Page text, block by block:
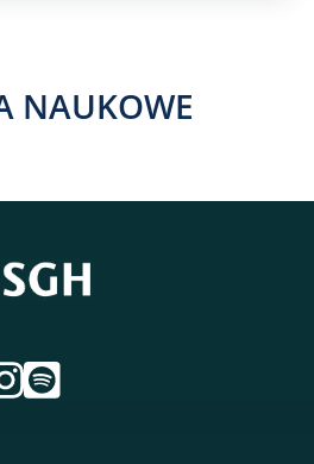
NAUKOWE
sgh
twitter sgh
linkedin sgh
serwisu youtube sgh
do serwisu flickr sgh
do serwisu instagram sgh
przejdź do serwisu spotify sgh